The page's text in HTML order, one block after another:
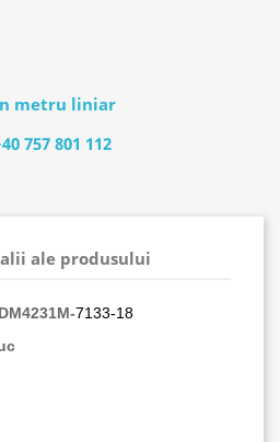
metru liniar
757 801 112
ale produsului
DM4231M-7133-18